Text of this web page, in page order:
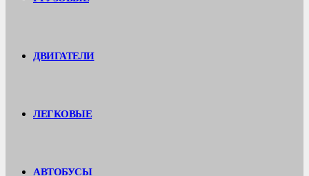
ДВИГАТЕЛИ
ЛЕГКОВЫЕ
АВТОБУСЫ